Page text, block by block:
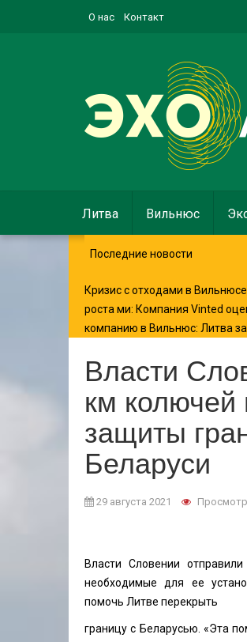
О нас Контакт
Литва Вильнюс
Последние новости
Кризис с отходами в
роста ми: Компания Vinted
компанию в Вильнюс: Литва
Власти
км колючей
защиты
Беларуси
29 августа 2021
Власти Словении
необходимые для ее
помочь Литве перекрыть
границу с Беларусью. «Эта